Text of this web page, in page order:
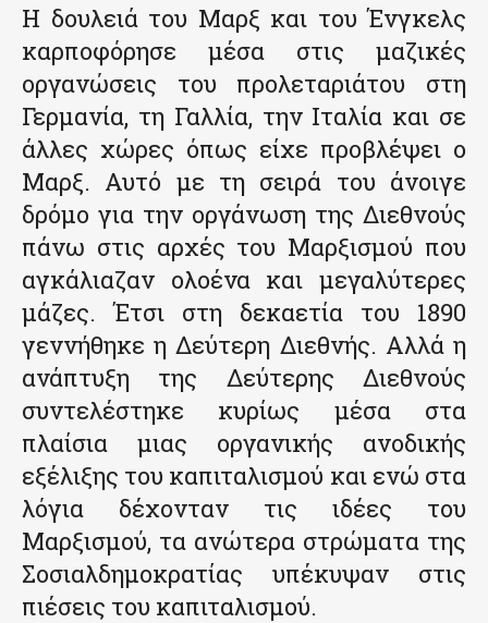
Η δουλειά του Μαρξ και του Ένγκελς
καρποφόρησε μέσα στις μαζικές
οργανώσεις του προλεταριάτου στη
Γερμανία, τη Γαλλία, την Ιταλία και σε
άλλες χώρες όπως είχε προβλέψει ο
Μαρξ. Αυτό με τη σειρά του άνοιγε
δρόμο για την οργάνωση της Διεθνούς
πάνω στις αρχές του Μαρξισμού που
αγκάλιαζαν ολοένα και μεγαλύτερες
μάζες. Έτσι στη δεκαετία του 1890
γεννήθηκε η Δεύτερη Διεθνής. Αλλά η
ανάπτυξη της Δεύτερης Διεθνούς
συντελέστηκε κυρίως μέσα στα
πλαίσια μιας οργανικής ανοδικής
εξέλιξης του καπιταλισμού και ενώ στα
λόγια δέχονταν τις ιδέες του
Μαρξισμού, τα ανώτερα στρώματα της
Σοσιαλδημοκρατίας υπέκυψαν στις
πιέσεις του καπιταλισμού.